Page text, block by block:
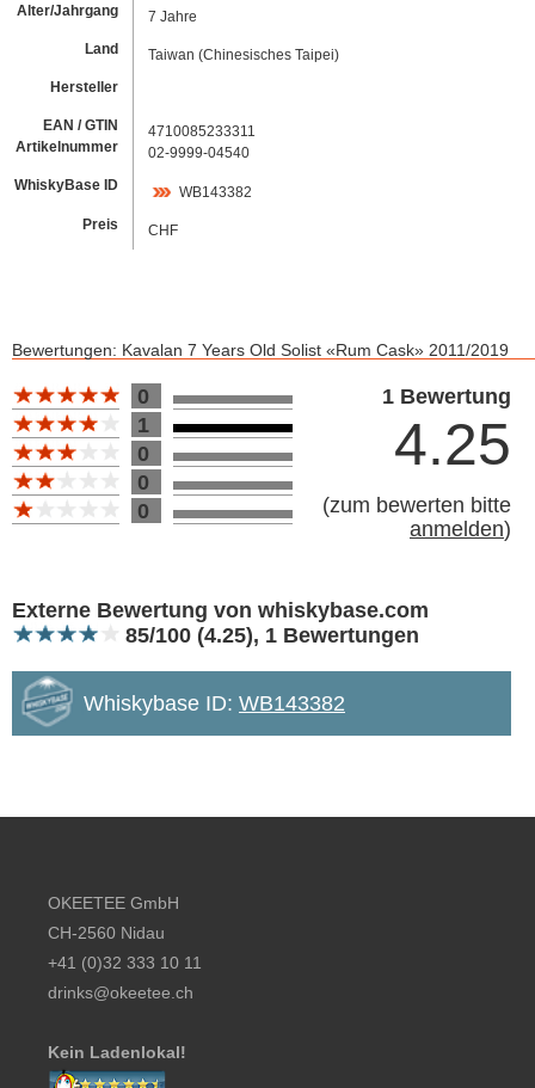
Alter/Jahrgang
7 Jahre
Land
Taiwan (Chinesisches Taipei)
Hersteller
EAN / GTIN
Artikelnummer
4710085233311
02-9999-04540
WhiskyBase ID
WB143382
Preis
CHF
Bewertungen: Kavalan 7 Years Old Solist «Rum Cask» 2011/2019
Bewertung 100
1
0
0
0
1 Bewertung
4.25
(zum bewerten bitte
anmelden)
Bewertung 10
Externe Bewertung von whiskybase.com
85/100 (4.25), 1 Bewertungen
Whiskybase ID: WB143382
OKEETEE GmbH
CH-2560 Nidau
+41 (0)32 333 10 11
drinks@okeetee.ch
Kein Ladenlokal!